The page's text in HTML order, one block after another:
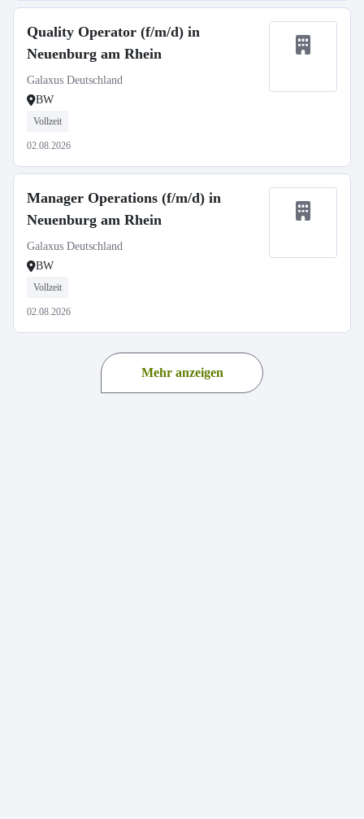
Quality Operator (f/m/d) in
Neuenburg am Rhein
Galaxus Deutschland
BW
Vollzeit
02.08.2026
Manager Operations (f/m/d) in
Neuenburg am Rhein
Galaxus Deutschland
BW
Vollzeit
02.08.2026
Mehr anzeigen